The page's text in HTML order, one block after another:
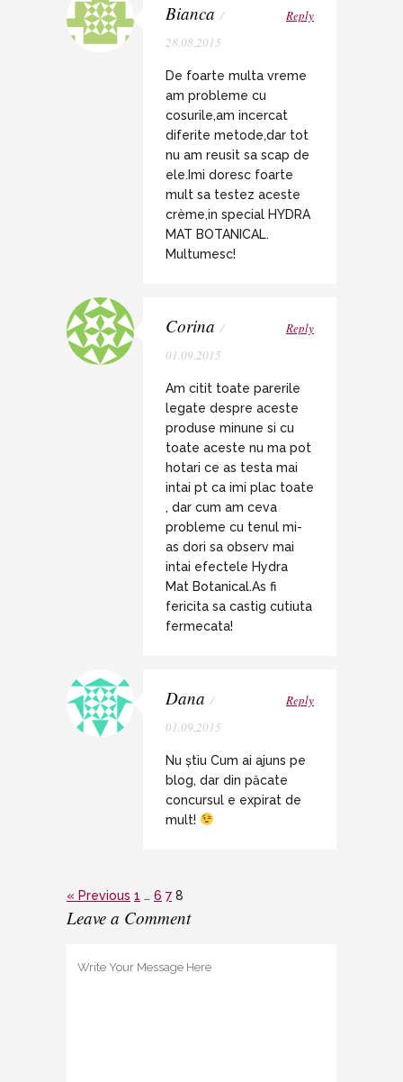
Bianca /
28.08.2015
Reply
De foarte multa vreme
am probleme cu
cosurile,am incercat
diferite metode,dar tot
nu am reusit sa scap de
ele.Imi doresc foarte
mult sa testez aceste
crème,in special HYDRA
MAT BOTANICAL.
Multumesc!
Corina /
01.09.2015
Reply
Am citit toate parerile
legate despre aceste
produse minune si cu
toate aceste nu ma pot
hotari ce as testa mai
intai pt ca imi plac toate
, dar cum am ceva
probleme cu tenul mi-
as dori sa observ mai
intai efectele Hydra
Mat Botanical.As fi
fericita sa castig cutiuta
fermecata!
Dana /
01.09.2015
Reply
Nu știu Cum ai ajuns pe
blog, dar din păcate
concursul e expirat de
mult!
« Previous 1 … 6 7 8
Leave a Comment